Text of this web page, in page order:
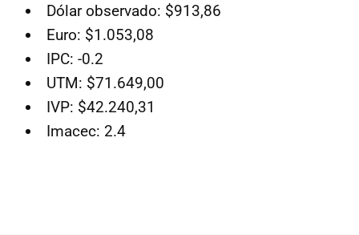
Dólar observado: $913,86
Euro: $1.053,08
IPC: -0.2
UTM: $71.649,00
IVP: $42.240,31
Imacec: 2.4